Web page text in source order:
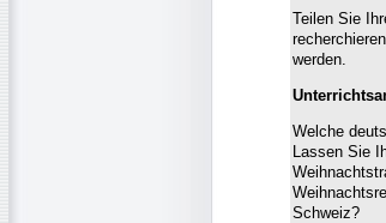
Teilen Sie
werden.
Welche
Lassen Sie
Schweiz?